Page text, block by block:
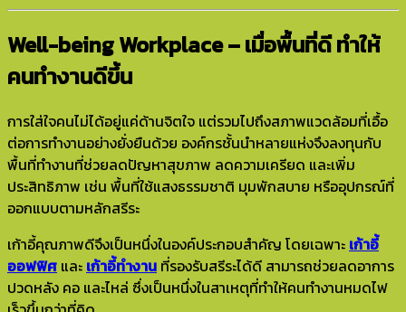
Well-being Workplace – เมื่อพื้นที่ดี ทำให้
คนทำงานดีขึ้น
การใส่ใจคนไม่ได้อยู่แค่ด้านจิตใจ แต่รวมไปถึงสภาพแวดล้อมที่เอื้อ
ต่อการทำงานอย่างยั่งยืนด้วย องค์กรชั้นนำหลายแห่งจึงลงทุนกับ
พื้นที่ทำงานที่ช่วยลดปัญหาสุขภาพ ลดความเครียด และเพิ่ม
ประสิทธิภาพ เช่น พื้นที่ใช้แสงธรรมชาติ มุมพักสบาย หรืออุปกรณ์ที่
ออกแบบตามหลักสรีระ
เก้าอี้คุณภาพดีจึงเป็นหนึ่งในองค์ประกอบสำคัญ โดยเฉพาะ เก้าอี้
ออฟฟิศ และ เก้าอี้ทำงาน ที่รองรับสรีระได้ดี สามารถช่วยลดอาการ
ปวดหลัง คอ และไหล่ ซึ่งเป็นหนึ่งในสาเหตุที่ทำให้คนทำงานหมดไฟ